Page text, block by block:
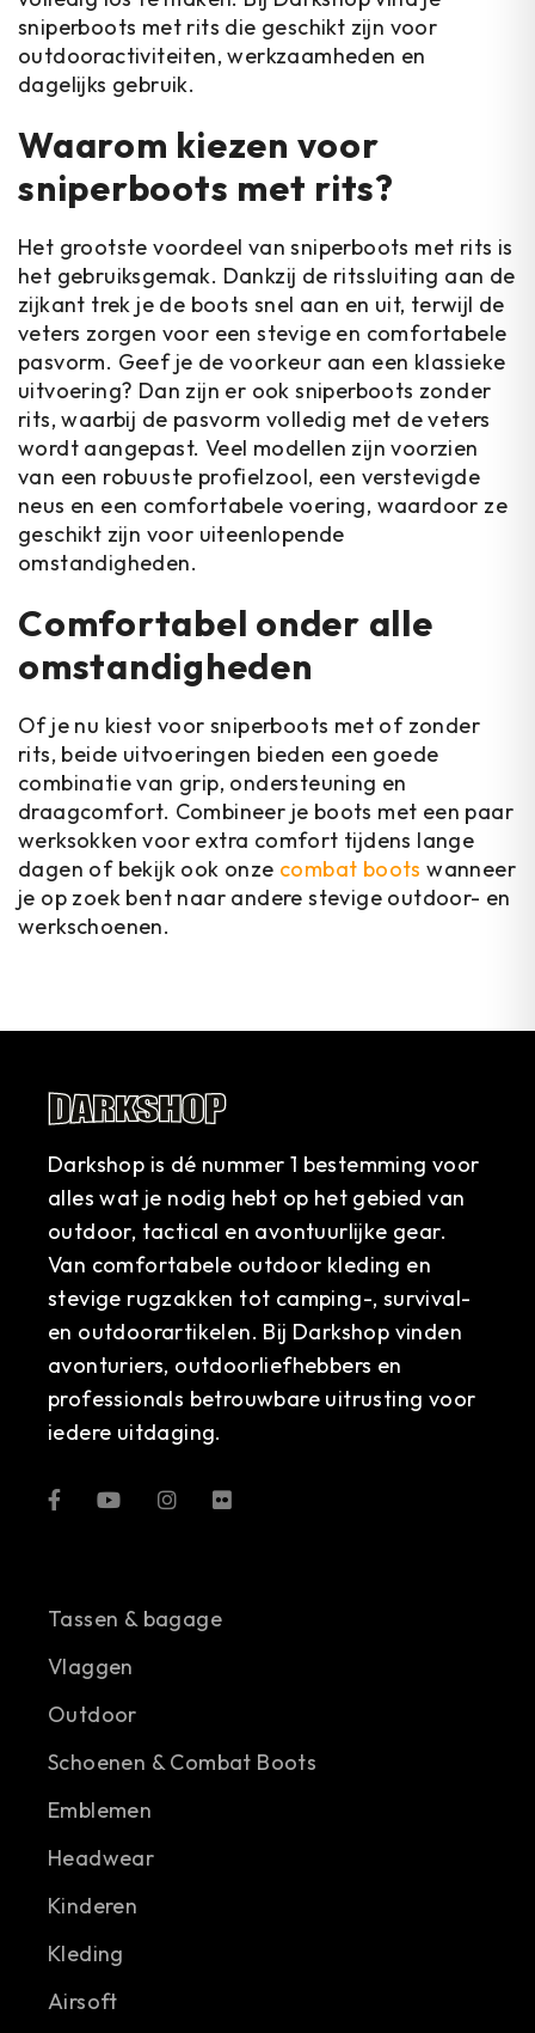
sniperboots met rits die geschikt zijn voor
outdooractiviteiten, werkzaamheden en
dagelijks gebruik.
Waarom kiezen voor
sniperboots met rits?
Het grootste voordeel van sniperboots met rits is
het gebruiksgemak. Dankzij de ritssluiting aan de
zijkant trek je de boots snel aan en uit, terwijl de
veters zorgen voor een stevige en comfortabele
pasvorm. Geef je de voorkeur aan een klassieke
uitvoering? Dan zijn er ook sniperboots zonder
rits, waarbij de pasvorm volledig met de veters
wordt aangepast. Veel modellen zijn voorzien
van een robuuste profielzool, een verstevigde
neus en een comfortabele voering, waardoor ze
geschikt zijn voor uiteenlopende
omstandigheden.
Comfortabel onder alle
omstandigheden
Of je nu kiest voor sniperboots met of zonder
rits, beide uitvoeringen bieden een goede
combinatie van grip, ondersteuning en
draagcomfort. Combineer je boots met een paar
werksokken voor extra comfort tijdens lange
dagen of bekijk ook onze combat boots wanneer
je op zoek bent naar andere stevige outdoor- en
werkschoenen.
Darkshop is dé nummer 1 bestemming voor
alles wat je nodig hebt op het gebied van
outdoor, tactical en avontuurlijke gear.
Van comfortabele outdoor kleding en
stevige rugzakken tot camping-, survival-
en outdoorartikelen. Bij Darkshop vinden
avonturiers, outdoorliefhebbers en
professionals betrouwbare uitrusting voor
iedere uitdaging.
Tassen & bagage
Vlaggen
Outdoor
Schoenen & Combat Boots
Emblemen
Headwear
Kinderen
Kleding
Airsoft